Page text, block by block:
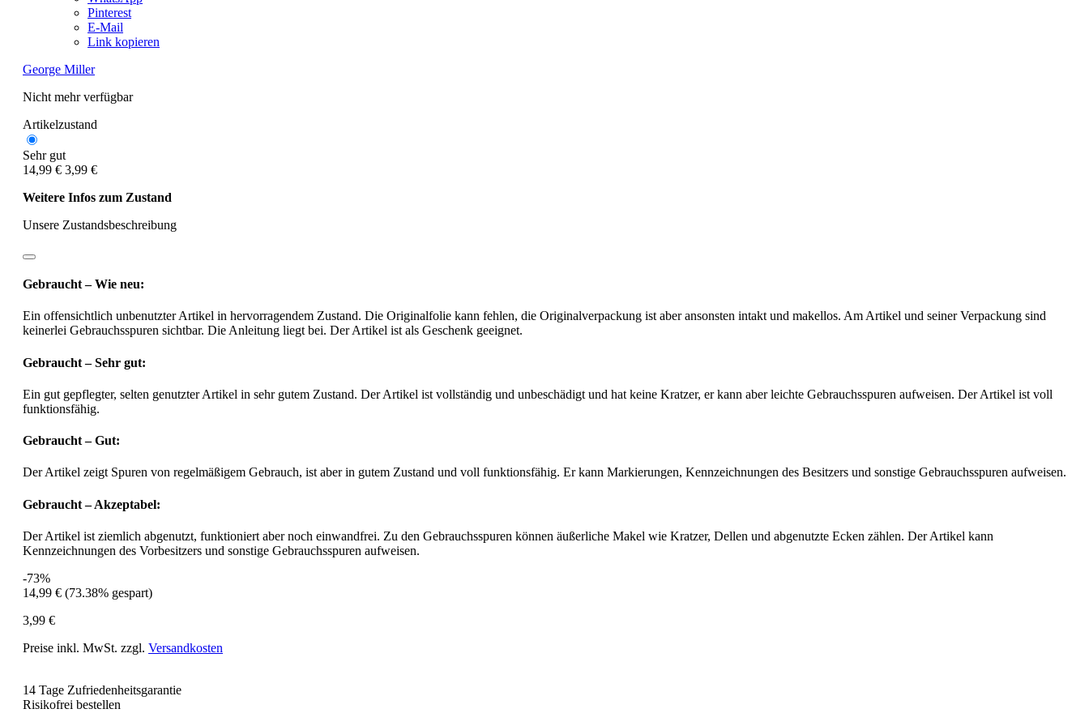
Pinterest
E-Mail
Link kopieren
George Miller
Nicht mehr verfügbar
Artikelzustand
Sehr gut
14,99 € 3,99 €
Weitere Infos zum Zustand
Unsere Zustandsbeschreibung
Gebraucht – Wie neu:
Ein offensichtlich unbenutzter Artikel in hervorragendem Zustand. Die Originalfolie kann fehlen, die Originalverpackung ist aber ansonsten intakt und makellos. Am Artikel und seiner Verpackung sind
keinerlei Gebrauchsspuren sichtbar. Die Anleitung liegt bei. Der Artikel ist als Geschenk geeignet.
Gebraucht – Sehr gut:
Ein gut gepflegter, selten genutzter Artikel in sehr gutem Zustand. Der Artikel ist vollständig und unbeschädigt und hat keine Kratzer, er kann aber leichte Gebrauchsspuren aufweisen. Der Artikel ist voll
funktionsfähig.
Gebraucht – Gut:
Der Artikel zeigt Spuren von regelmäßigem Gebrauch, ist aber in gutem Zustand und voll funktionsfähig. Er kann Markierungen, Kennzeichnungen des Besitzers und sonstige Gebrauchsspuren aufweisen.
Gebraucht – Akzeptabel:
Der Artikel ist ziemlich abgenutzt, funktioniert aber noch einwandfrei. Zu den Gebrauchsspuren können äußerliche Makel wie Kratzer, Dellen und abgenutzte Ecken zählen. Der Artikel kann
Kennzeichnungen des Vorbesitzers und sonstige Gebrauchsspuren aufweisen.
-73%
14,99 € (73.38% gespart)
3,99 €
Preise inkl. MwSt. zzgl. Versandkosten
14 Tage Zufriedenheitsgarantie
Risikofrei bestellen